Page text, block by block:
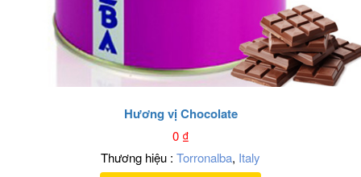
Hương vị Chocolate
0₫
Thương hiệu : Torronalba, Italy